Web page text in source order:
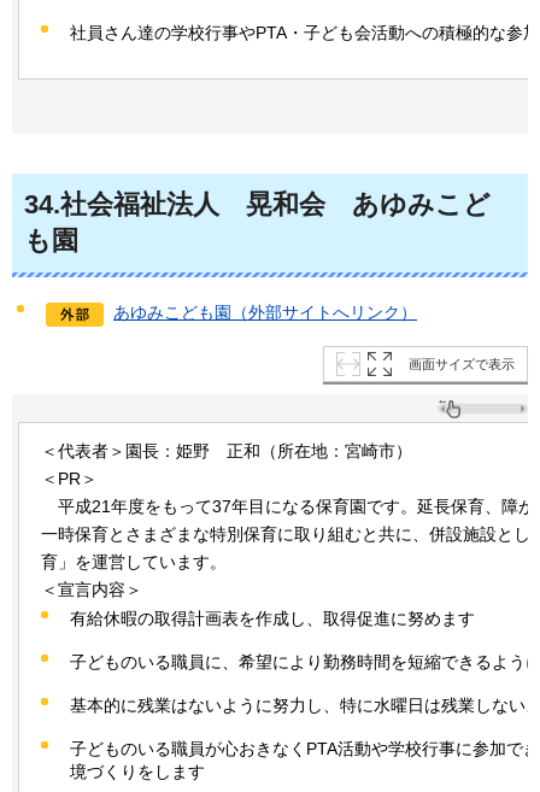
社員さん達の学校行事やPTA・子ども会活動への積極的な参
34.社会福祉法人 晃和会
あゆみこど
も 園
あゆみこども園（外部サイトへリンク）
画面サイズで表示
＜代表者＞園長：姫野 正和 （所在地：宮崎市）
＜PR＞
平成21年度をもって37年目になる保育園です。延長保育、障が
一時保育とさまざまな特別保育に取り組むと共に、併設施設とし
育」を運営しています。
＜宣言内容＞
有給休暇の取得計画表を作成し、取得促進に努めます
子どものいる職員に、希望により勤務時間を短縮できるよう
基本的に残業はないように努力し、特に水曜日は残業しない
子どものいる職員が心おきなくPTA活動や学校行事に参加で
境づくりをします